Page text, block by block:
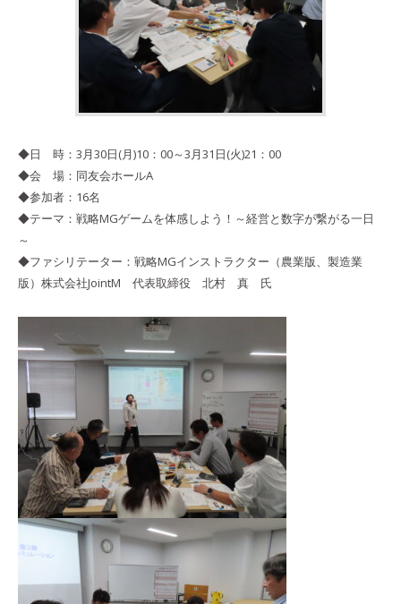
◆日 時：3月30日(月)10：00～3月31日(火)21：00
◆会 場：同友会ホールA
◆参加者：16名
◆テーマ：戦略MGゲームを体感しよう！～経営と数字が繋がる一日
～
◆ファシリテーター：戦略MGインストラクター（農業版、製造業
版）株式会社JointM 代表取締役 北村 真 氏